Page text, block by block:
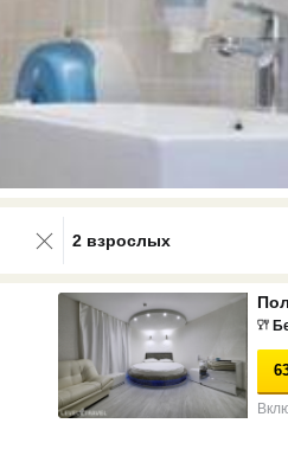
0 results available. Select is
2 взрослых